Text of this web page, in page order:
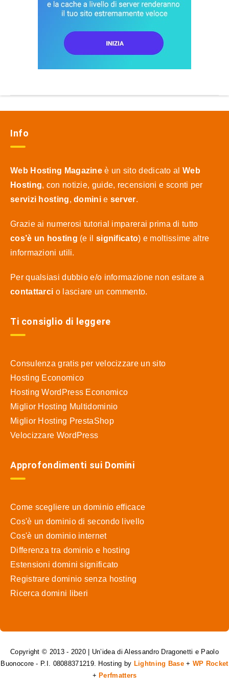
Info
Web Hosting Magazine è un sito dedicato al Web
Hosting, con notizie, guide, recensioni e sconti per
servizi hosting,dominie server.
Grazie ai numerosi tutorial imparerai prima di tutto
cos’è un hosting (e il significato) e moltissime altre
informazioni utili.
Per qualsiasi dubbio e/o informazione non esitare a
contattarci o lasciare un commento.
Ti consiglio di leggere
Consulenza gratis per velocizzare un sito
Hosting Economico
Hosting WordPress Economico
Miglior Hosting Multidominio
Miglior Hosting PrestaShop
Velocizzare WordPress
Approfondimenti sui Domini
Come scegliere un dominio efficace
Cos'è un dominio di secondo livello
Cos'è un dominio internet
Differenza tra dominio e hosting
Estensioni domini significato
Registrare dominio senza hosting
Ricerca domini liberi
Copyright © 2013 - 2020 | Un’idea di Alessandro Dragonetti e Paolo
Buonocore - P.I. 08088371219. Hosting by Lightning Base+ WP Rocket
+ Perfmatters